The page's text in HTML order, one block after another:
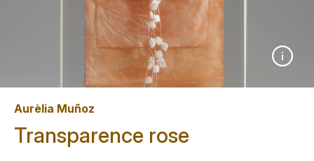
Aurèlia Muñoz
Transparence rose